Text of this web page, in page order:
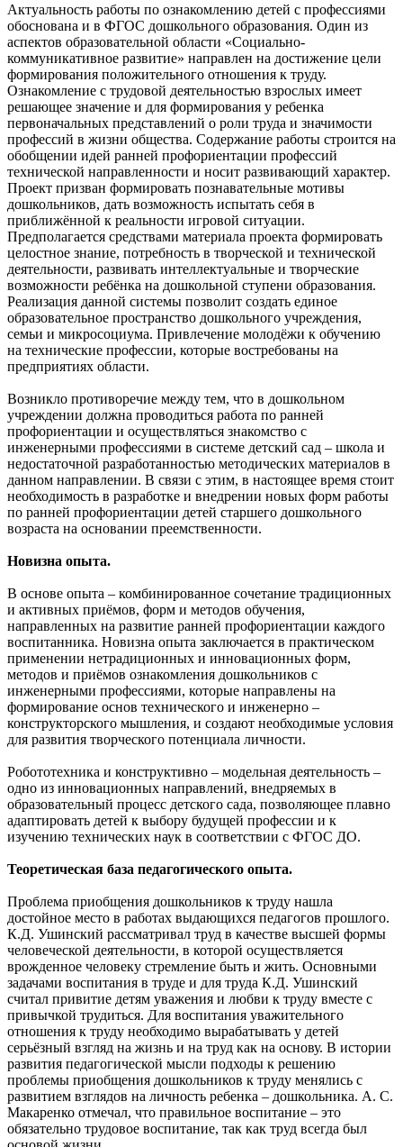
Актуальность работы по ознакомлению детей с профессиями
обоснована и в ФГОС дошкольного образования. Один из
аспектов образовательной области «Социально-
коммуникативное развитие» направлен на достижение цели
формирования положительного отношения к труду.
Ознакомление с трудовой деятельностью взрослых имеет
решающее значение и для формирования у ребенка
первоначальных представлений о роли труда и значимости
профессий в жизни общества. Содержание работы строится на
обобщении идей ранней профориентации профессий
технической направленности и носит развивающий характер.
Проект призван формировать познавательные мотивы
дошкольников, дать возможность испытать себя в
приближённой к реальности игровой ситуации.
Предполагается средствами материала проекта формировать
целостное знание, потребность в творческой и технической
деятельности, развивать интеллектуальные и творческие
возможности ребёнка на дошкольной ступени образования.
Реализация данной системы позволит создать единое
образовательное пространство дошкольного учреждения,
семьи и микросоциума. Привлечение молодёжи к обучению
на технические профессии, которые востребованы на
предприятиях области.
Возникло противоречие между тем, что в дошкольном
учреждении должна проводиться работа по ранней
профориентации и осуществляться знакомство с
инженерными профессиями в системе детский сад – школа и
недостаточной разработанностью методических материалов в
данном направлении. В связи с этим, в настоящее время стоит
необходимость в разработке и внедрении новых форм работы
по ранней профориентации детей старшего дошкольного
возраста на основании преемственности.
Новизна опыта.
В основе опыта – комбинированное сочетание традиционных
и активных приёмов, форм и методов обучения,
направленных на развитие ранней профориентации каждого
воспитанника. Новизна опыта заключается в практическом
применении нетрадиционных и инновационных форм,
методов и приёмов ознакомления дошкольников с
инженерными профессиями, которые направлены на
формирование основ технического и инженерно –
конструкторского мышления, и создают необходимые условия
для развития творческого потенциала личности.
Робототехника и конструктивно – модельная деятельность –
одно из инновационных направлений, внедряемых в
образовательный процесс детского сада, позволяющее плавно
адаптировать детей к выбору будущей профессии и к
изучению технических наук в соответствии с ФГОС ДО.
Теоретическая база педагогического опыта.
Проблема приобщения дошкольников к труду нашла
достойное место в работах выдающихся педагогов прошлого.
К.Д. Ушинский рассматривал труд в качестве высшей формы
человеческой деятельности, в которой осуществляется
врожденное человеку стремление быть и жить. Основными
задачами воспитания в труде и для труда К.Д. Ушинский
считал привитие детям уважения и любви к труду вместе с
привычкой трудиться. Для воспитания уважительного
отношения к труду необходимо вырабатывать у детей
серьёзный взгляд на жизнь и на труд как на основу. В истории
развития педагогической мысли подходы к решению
проблемы приобщения дошкольников к труду менялись с
развитием взглядов на личность ребенка – дошкольника. А. С.
Макаренко отмечал, что правильное воспитание – это
обязательно трудовое воспитание, так как труд всегда был